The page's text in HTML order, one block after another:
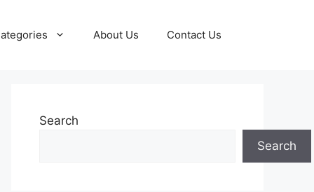
About Us Contact Us
Search
Search